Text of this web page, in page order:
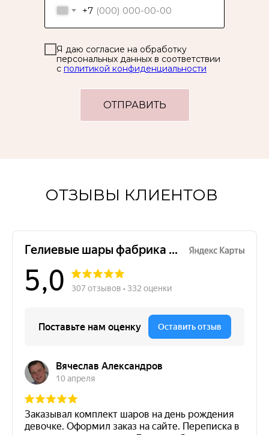
+7
Я даю согласие на обработку
персональных данных в соответствии
с политикой конфиденциальности
ОТПРАВИТЬ
ОТЗЫВЫ КЛИЕНТОВ